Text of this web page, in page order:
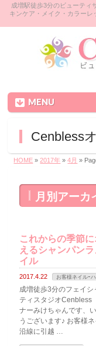
成増駅徒歩3分のビューティ
キンケア・メイク・カラー
MENU
Cenbless
HOME »2017年 »4月 »
月別アーカ
これからの季節
えるシャンパン
イル
2017.4.22 お客様ネイルｰ
成増徒歩3分のフェイ
ティスタジオCenbless
ナーみけちゃんです、
うございます♪ お客様
沿線に引越 …